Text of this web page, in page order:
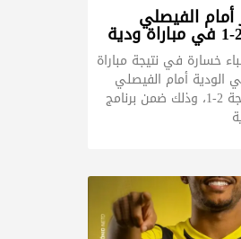
أمام الفيصلي
خسارة في نتيجة مباراة
الودية أمام الفيصلي
السعودي بنتيجة 2-1، وذلك ضمن برنامج